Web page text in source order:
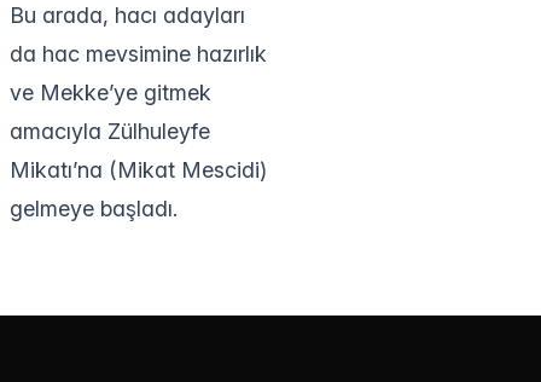
Bu arada, hacı adayları
da hac mevsimine hazırlık
ve Mekke’ye gitmek
amacıyla Zülhuleyfe
Mikatı’na (Mikat Mescidi)
gelmeye başladı.